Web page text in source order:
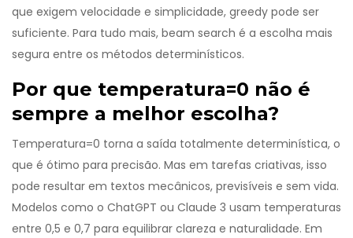
que exigem velocidade e simplicidade, greedy pode ser
suficiente. Para tudo mais, beam search é a escolha mais
segura entre os métodos determinísticos.
Por que temperatura=0 não é
sempre a melhor escolha?
Temperatura=0 torna a saída totalmente determinística, o
que é ótimo para precisão. Mas em tarefas criativas, isso
pode resultar em textos mecânicos, previsíveis e sem vida.
Modelos como o ChatGPT ou Claude 3 usam temperaturas
entre 0,5 e 0,7 para equilibrar clareza e naturalidade. Em